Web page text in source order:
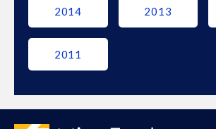
2014 2013
2011